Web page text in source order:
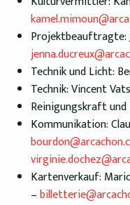
Projektbeauftragte:
Technik und Licht:
Technik: Vincent
Reinigungskraft und
Kommunikation:
Kartenverkauf:
–